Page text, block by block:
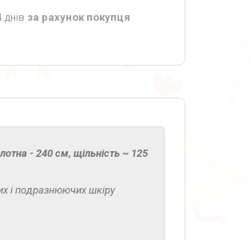
за рахунок покупця
- 240 см, щільність ~ 125
і подразнюючих шкіру